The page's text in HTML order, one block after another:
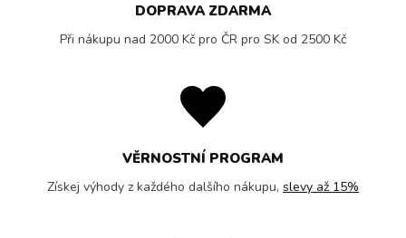
DOPRAVA ZDARMA
Při nákupu nad 2000 Kč pro ČR pro SK od 2500 Kč
VĚRNOSTNÍ PROGRAM
Získej výhody z každého dalšího nákupu, slevy až 15%